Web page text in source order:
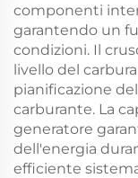
componenti
garantendo un
condizioni. Il
livello del
pianificazione
carburante. La
generatore
dell'energia
efficiente